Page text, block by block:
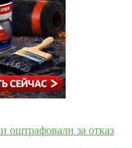
оштрафовали за отказ